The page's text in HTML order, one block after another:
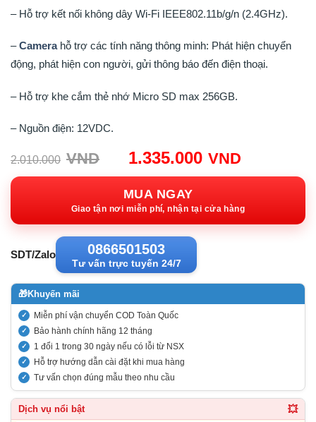
– Hỗ trợ kết nối không dây Wi-Fi IEEE802.11b/g/n (2.4GHz).
–Camerahỗ trợ các tính năng thông minh: Phát hiện chuyển
động, phát hiện con người, gửi thông báo đến điện thoại.
– Hỗ trợ khe cắm thẻ nhớ Micro SD max 256GB.
– Nguồn điện: 12VDC.
2.010.000 VND
Giá
gốc:
2.010.000VND.
1.335.000 VND
hiện
MUA NGAY
Giao tận nơi miễn phí, nhận tại cửa hàng
SDT/Zalo 0866501503
Tư vấn trực tuyến 24/7
🎁Khuyến mãi
Miễn phí vận chuyển COD Toàn Quốc
Bảo hành chính hãng 12 tháng
1 đổi 1 trong 30 ngày nếu có lỗi từ NSX
Hỗ trợ hướng dẫn cài đặt khi mua hàng
Tư vấn chọn đúng mẫu theo nhu cầu
Dịch vụ nổi bật 💥